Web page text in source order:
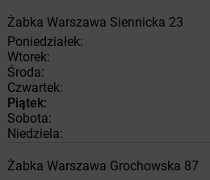
Żabka Warszawa Siennicka 23
Poniedziałek:
Wtorek:
Środa:
Czwartek:
Piątek:
Sobota:
Niedziela:
Żabka Warszawa Grochowska 87